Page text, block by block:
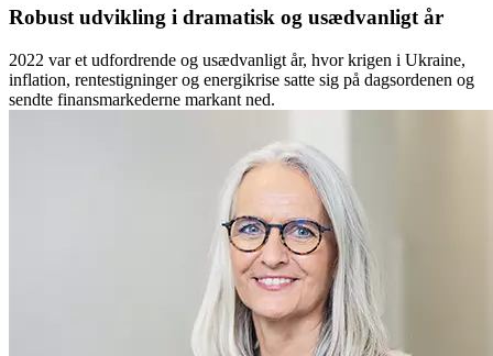
Robust udvikling i dramatisk og usædvanligt år
2022 var et udfordrende og usædvanligt år, hvor krigen i Ukraine,
inflation, rentestigninger og energikrise satte sig på dagsordenen og
sendte finansmarkederne markant ned.